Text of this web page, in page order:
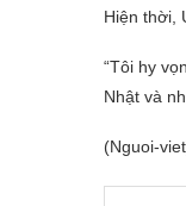
Hiện thời,
“Tôi hy
Nhật và
(Nguoi-